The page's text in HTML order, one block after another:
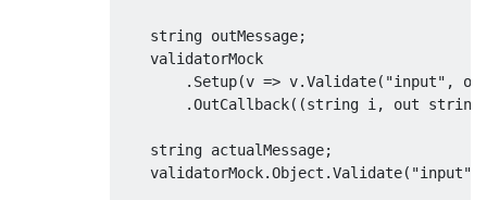
string outMessage;
    validatorMock
. Setup(v => v.Validate( "input" ,
.OutCallback((string i , out string
string actualMessage;
    validatorMock
.Object .Validate( "input"